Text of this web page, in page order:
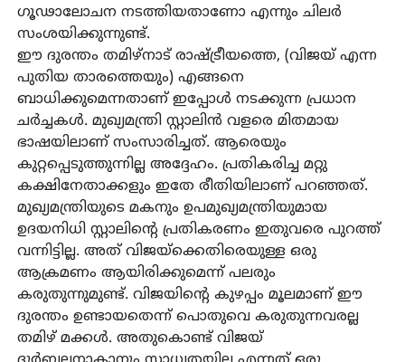
ഗൂഢാലോചന നടത്തിയതാണോ എന്നും ചിലര്‍
സംശയിക്കുന്നുണ്ട്.
ഈ ദുരന്തം തമിഴ്‌നാട് രാഷ്ട്രീയത്തെ, (വിജയ് എന്ന
പുതിയ താരത്തെയും) എങ്ങനെ
ബാധിക്കുമെന്നതാണ് ഇപ്പോള്‍ നടക്കുന്ന പ്രധാന
ചര്‍ച്ചകള്‍. മുഖ്യമന്ത്രി സ്റ്റാലിന്‍ വളരെ മിതമായ
ഭാഷയിലാണ് സംസാരിച്ചത്. ആരെയും
കുറ്റപ്പെടുത്തുന്നില്ല അദ്ദേഹം. പ്രതികരിച്ച മറ്റു
കക്ഷിനേതാക്കളും ഇതേ രീതിയിലാണ് പറഞ്ഞത്.
മുഖ്യമന്ത്രിയുടെ മകനും ഉപമുഖ്യമന്ത്രിയുമായ
ഉദയനിധി സ്റ്റാലിന്റെ പ്രതികരണം ഇതുവരെ പുറത്ത്
വന്നിട്ടില്ല. അത് വിജയ്ക്കെതിരെയുള്ള ഒരു
ആക്രമണം ആയിരിക്കുമെന്ന് പലരും
കരുതുന്നുമുണ്ട്. വിജയിന്റെ കുഴപ്പം മൂലമാണ് ഈ
ദുരന്തം ഉണ്ടായതെന്ന് പൊതുവെ കരുതുന്നവരല്ല
തമിഴ് മക്കള്‍. അതുകൊണ്ട് വിജയ്